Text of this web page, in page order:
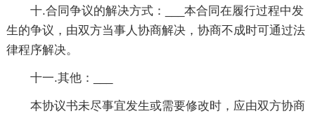
十.合同争议的解决方式：___本合同在履行过程中发
生的争议，由双方当事人协商解决，协商不成时可通过法
律程序解决。
十一.其他：___
本协议书未尽事宜发生或需要修改时，应由双方协商